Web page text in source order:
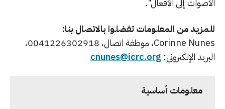
الأصوات إلى الأفعال".
للمزيد من المعلومات تفضلوا بالاتصال بنا:
Corinne Nunes، موظفة اتصال، 0041226302918،
البريد الإلكتروني: cnunes@icrc.org
معلومات أساسية